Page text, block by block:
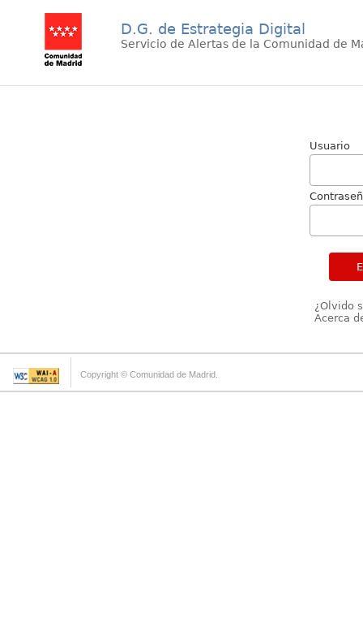
D.G. de Estrategia Digital
Servicio de Alertas de la Comunidad de
Usuario
¿Olvido
Acerca
Copyright © Comunidad de Madrid.